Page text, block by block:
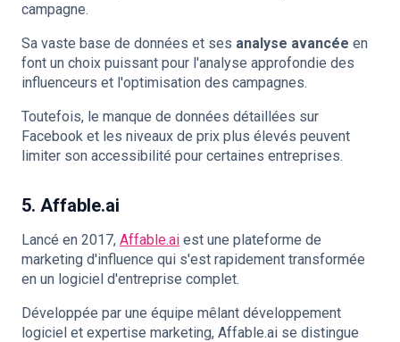
campagne.
Sa vaste base de données et ses analyse avancée en
font un choix puissant pour l'analyse approfondie des
influenceurs et l'optimisation des campagnes.
Toutefois, le manque de données détaillées sur
Facebook et les niveaux de prix plus élevés peuvent
limiter son accessibilité pour certaines entreprises.
5. Affable.ai
Lancé en 2017, Affable.ai est une plateforme de
marketing d'influence qui s'est rapidement transformée
en un logiciel d'entreprise complet.
Développée par une équipe mêlant développement
logiciel et expertise marketing, Affable.ai se distingue